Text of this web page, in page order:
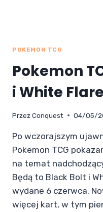
POKEMON TCG
Pokemon
i White
Przez Conquest 04/05/
Po wczorajszym
Pokemon TCG
na temat
Będą to Black Bolt i
wydane 6 czerwca.
więcej kart, w tym